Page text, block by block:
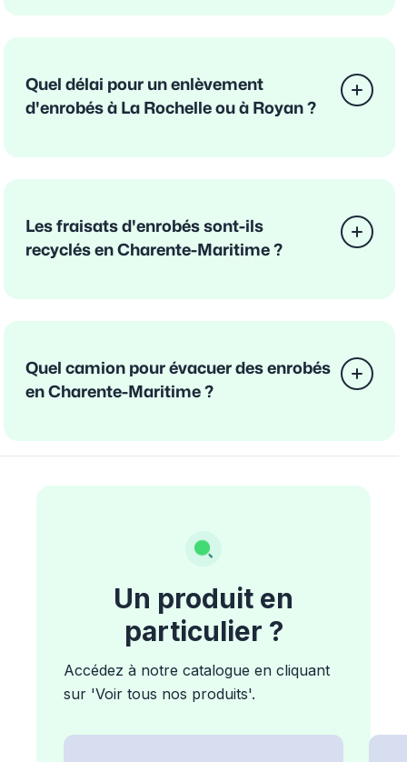
Quel délai pour un enlèvement
d'enrobés à La Rochelle ou à Royan ?
Les fraisats d'enrobés sont-ils
recyclés en Charente-Maritime ?
Quel camion pour évacuer des enrobés
en Charente-Maritime ?
Un produit en
particulier ?
Accédez à notre catalogue en cliquant
sur 'Voir tous nos produits'.